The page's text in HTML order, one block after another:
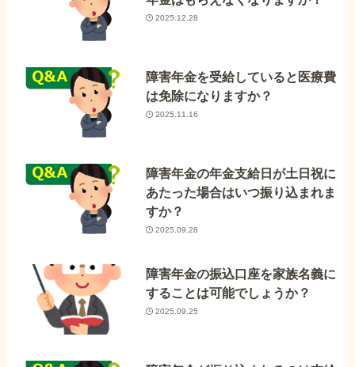
2025.12.28
障害年金を受給していると医療費
は免除になりますか？
2025.11.16
障害年金の年金支給日が土日祝に
あたった場合はいつ振り込まれま
すか？
2025.09.28
障害年金の振込口座を家族名義に
することは可能でしょうか？
2025.09.25